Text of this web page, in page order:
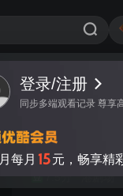
登录/注册
同步多端观看记录 尊享
月每月 15元，畅享精
视频 讨论
刀下留人